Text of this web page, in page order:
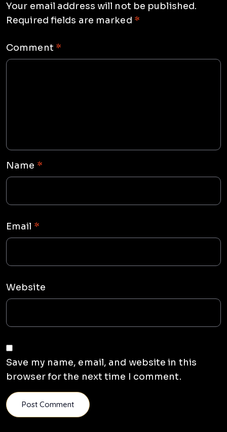
Your email address will not be published.
Required fields are marked *
Comment *
Name *
Email *
Website
Save my name, email, and website in this
browser for the next time I comment.